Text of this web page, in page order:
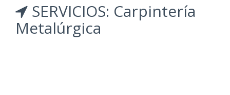
SERVICIOS: Carpintería
Metalúrgica